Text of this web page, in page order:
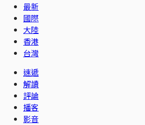
最新
國際
大陸
香港
台灣
速遞
解讀
評論
播客
影音